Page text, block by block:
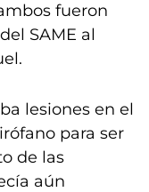
fueron
SAME al
lesiones en el
para ser
de las
aún